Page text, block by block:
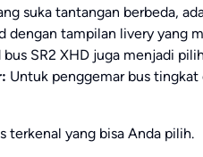
suka tantangan berbeda,
dengan tampilan livery yang
bus SR2 XHD juga menjadi
Untuk penggemar bus tingkat
terkenal yang bisa Anda pilih.